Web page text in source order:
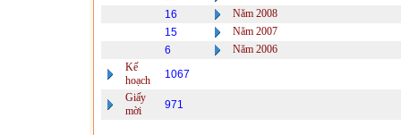
16
Năm 2008
15
Năm 2007
6
Năm 2006
Kế
hoạch
1067
Giấy
mời
971